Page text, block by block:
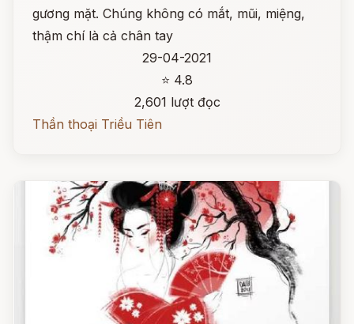
gương mặt. Chúng không có mắt, mũi, miệng,
thậm chí là cả chân tay
29-04-2021
⭐ 4.8
2,601 lượt đọc
Thần thoại Triều Tiên